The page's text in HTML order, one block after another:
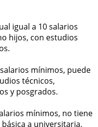
igual a 10 salarios
hijos, con estudios
mínimos, puede
técnicos,
y posgrados.
mínimos, no tiene
a universitaria.